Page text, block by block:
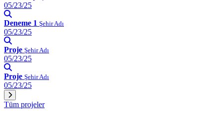
05/23/25
Deneme 1 Şehir Adı
05/23/25
Proje Şehir Adı
05/23/25
Proje Şehir Adı
05/23/25
Tüm projeler